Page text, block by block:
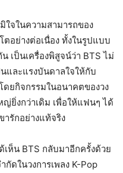
ใจในความสามารถของ
อย่างต่อเนื่อง ทั้งในรูปแบบ
เป็นเครื่องพิสูจน์ว่า BTS ไม่
และแรงบันดาลใจให้กับ
ยกิจกรรมในอนาคตของวง
ญ่ยิ่งกว่าเดิม เพื่อให้แฟนๆ ได้
ารักอย่างแท้จริง
ห็น BTS กลับมาอีกครั้งด้วย
ดในวงการเพลง K-Pop